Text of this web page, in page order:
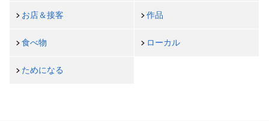
お店＆接客 作品
食べ物 ローカル
ためになる